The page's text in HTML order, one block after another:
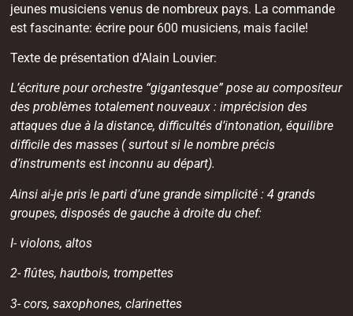
jeunes musiciens venus de nombreux pays. La commande
est fascinante: écrire pour 600 musiciens, mais facile!
Texte de présentation d’Alain Louvier:
L’écriture pour orchestre “gigantesque” pose au compositeur
des problèmes totalement nouveaux : imprécision des
attaques due à la distance, difficultés d’intonation, équilibre
difficile des masses ( surtout si le nombre précis
d’instruments est inconnu au départ).
Ainsi ai-je pris le parti d’une grande simplicité : 4 grands
groupes, disposés de gauche à droite du chef:
I- violons, altos
2- flûtes, hautbois, trompettes
3- cors, saxophones, clarinettes